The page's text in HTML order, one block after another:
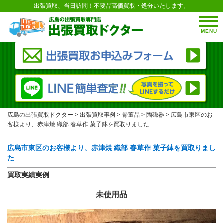
MENU
出張買取、当日訪問！不要品高価買取・処分いたします。
広島の出張買取ドクター > 出張買取事例 > 骨董品 > 陶磁器 > 広島市東区のお
客様より、赤津焼 織部 春草作 菓子鉢を買取りました
広島市東区のお客様より、赤津焼 織部 春草作 菓子鉢を買取りまし
た
買取実績実例
未使用品